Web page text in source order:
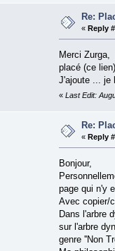
Re:
«Reply
Merci Zurga,
placé (ce
J'ajoute ... je
« Last Edit:
Re:
«Reply
Bonjour,
page qui n'y
Avec copier/
Dans l'arbre
sur l'arbre
genre ''Non